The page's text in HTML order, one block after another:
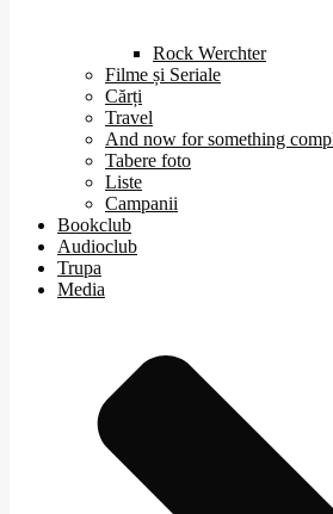
Rock Werchter
Filme și Seriale
Cărți
Travel
And now for something
Tabere foto
Liste
Campanii
Bookclub
Audioclub
Trupa
Media